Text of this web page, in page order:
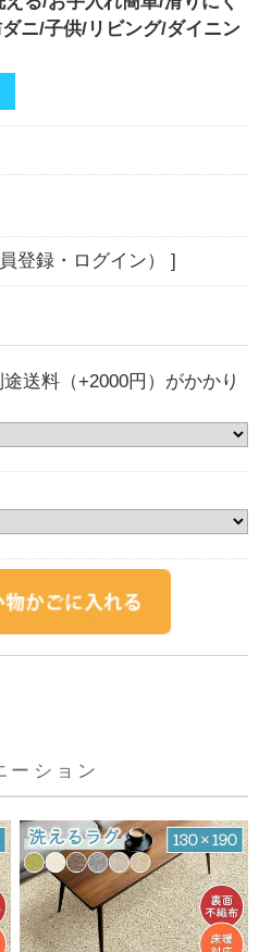
ニ/子供/リビング/ダイニン
登録・ログイン） ]
送料（+2000円）がかかり
ーション